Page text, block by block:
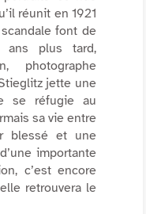
réunit en 1921
font de
ans plus tard,
photographe
jette une
se réfugie au
sa vie entre
blessé et une
importante
c’est encore
retrouvera le